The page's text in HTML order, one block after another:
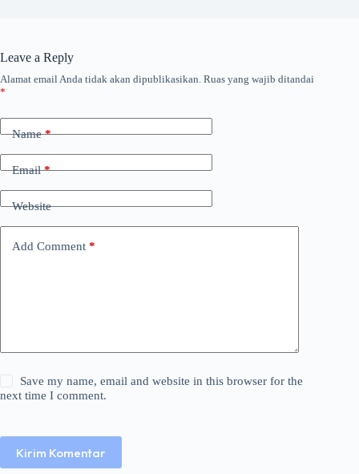
Leave a Reply
Alamat email Anda tidak akan dipublikasikan. Ruas yang wajib ditandai
*
Name*
Email*
Website
Add Comment *
Save my name, email and website in this browser for the
next time I comment.
Kirim Komentar